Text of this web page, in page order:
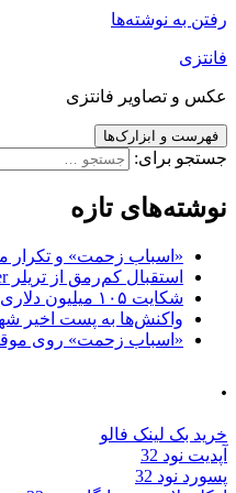
رفتن به نوشته‌ها
فانتزی
عکس و تصاویر فانتزی
فهرست و ابزارک‌ها
جستجو برای:
نوشته‌های تازه
«اسباب زحمت» و تکرار موقعیت
استقبال کم‌رمق از تریلر Digger؛ زنگ خطر برای فیلم جدید تام کروز و برادران وارنر
شکایت ۱۰۵ میلیون دلاری از نتفلیکس؛ هارددیسک حاوی فیلم جدید نیکلاس کیج به سرقت رفت
واکنش‌ها به پست اخیر
«اسباب زحمت» روی موقعیت
.
خرید بک لینک فالو
آپدیت نود 32
پسورد نود 32